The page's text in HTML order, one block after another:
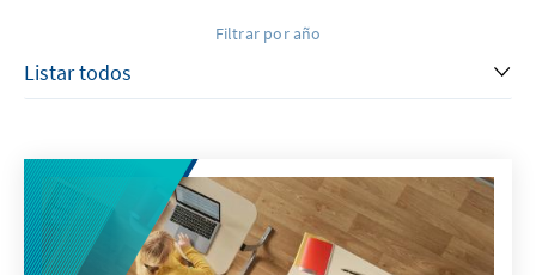
Filtrar por año